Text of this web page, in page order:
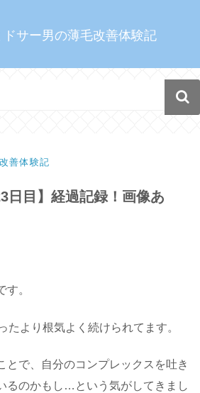
サー男の薄毛改善体験記
善体験記
日目】経過記録！画像あ
す。
たより根気よく続けられてます。
とで、自分のコンプレックスを吐き
るのかもし…という気がしてきまし